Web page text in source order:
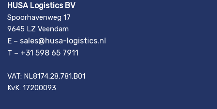
HUSA Logistics BV
Spoorhavenweg 17
9645 LZ Veendam
E – sales@husa-logistics.nl
T – +31 598 65 7911
VAT: NL8174.28.781.B01
KvK: 17200093